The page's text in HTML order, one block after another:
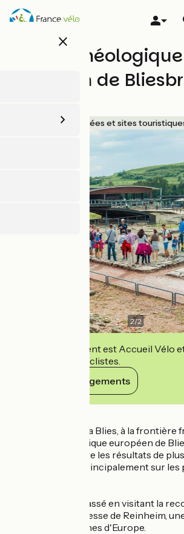
Aller
au
close
Parc Archéologique
Européen de
Accueil Vélo Musées et sites
2/2
Cet établissement est Accueil Vélo
accueillir des cyclistes.
Voir ses engagements
Dans la Vallée de la Blies, à la
le Parc archéologique européen de
Reinheim présente les résultats de
fouilles portant principalement sur
Plongez dans le passé en visitant la
tombe de la Princesse de Reinheim,
celtes les plus riches d'Europe.